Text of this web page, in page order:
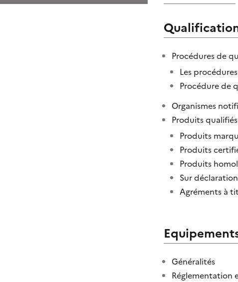
Procédures de
Les
Procédure de
Organismes
Produits qualifiés
Produits
Produits
Produits
Sur
Agréments à
Généralités
Réglementation